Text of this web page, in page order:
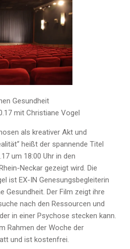
Gesundheit
mit Christiane Vogel
als kreativer Akt und
heißt der spannende Titel
um 18:00 Uhr in den
Neckar gezeigt wird. Die
ist EX-IN Genesungsbegleiterin
Gesundheit. Der Film zeigt ihre
nach den Ressourcen und
in einer Psychose stecken kann.
Rahmen der Woche der
und ist kostenfrei.